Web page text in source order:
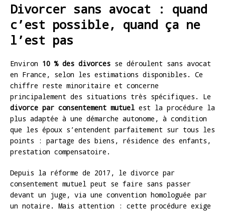
Divorcer sans avocat : quand
c’est possible, quand ça ne
l’est pas
Environ 10 % des divorces se déroulent sans avocat
en France, selon les estimations disponibles. Ce
chiffre reste minoritaire et concerne
principalement des situations très spécifiques. Le
divorce par consentement mutuel est la procédure la
plus adaptée à une démarche autonome, à condition
que les époux s’entendent parfaitement sur tous les
points : partage des biens, résidence des enfants,
prestation compensatoire.
Depuis la réforme de 2017, le divorce par
consentement mutuel peut se faire sans passer
devant un juge, via une convention homologuée par
un notaire. Mais attention : cette procédure exige